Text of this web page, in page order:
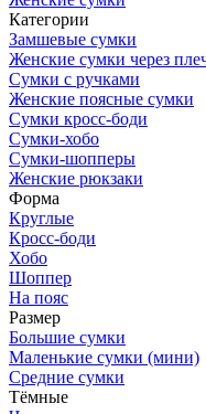
Категории
Замшевые сумки
Женские сумки через
Сумки с ручками
Женские поясные сумки
Сумки кросс-боди
Сумки-хобо
Сумки-шопперы
Женские рюкзаки
Форма
Круглые
Кросс-боди
Хобо
Шоппер
На пояс
Размер
Большие сумки
Маленькие сумки (мини)
Средние сумки
Тёмные